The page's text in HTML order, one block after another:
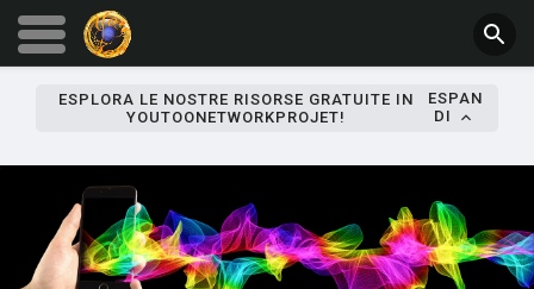
ESPLORA LE NOSTRE RISORSE GRATUITE IN
YOUTOONETWORKPROJET!
ESPAN
DI